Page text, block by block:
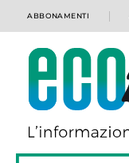
ABBONAMENTI